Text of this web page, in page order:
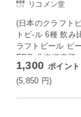
リコメン堂
(日本のクラフト
トビ-ル 6種 飲み
ラフトビール ビ
EDO 北海道麦酒
常陸野ネスト 軽
ブルワリー
1,300 ポイント
(5,850 円)